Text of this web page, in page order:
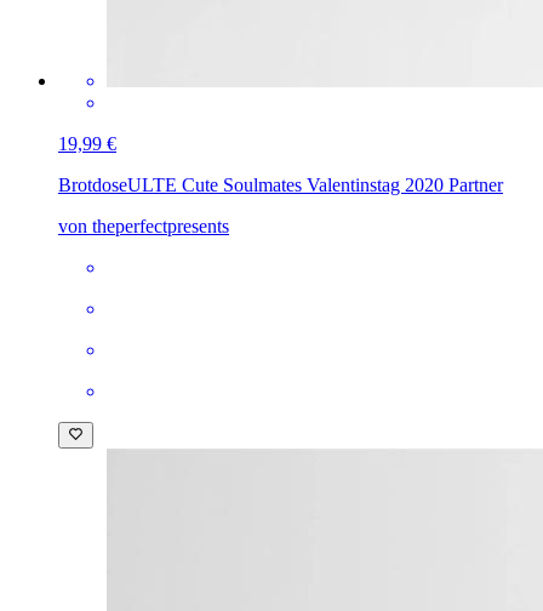
19,99 €
BrotdoseULTE Cute Soulmates Valentinstag 2020 Partner
von theperfectpresents